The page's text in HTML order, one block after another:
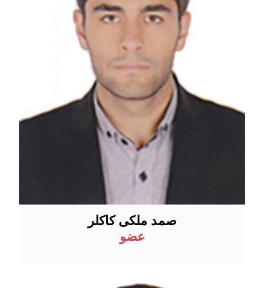
صمد ملکی کاکلر
عضو